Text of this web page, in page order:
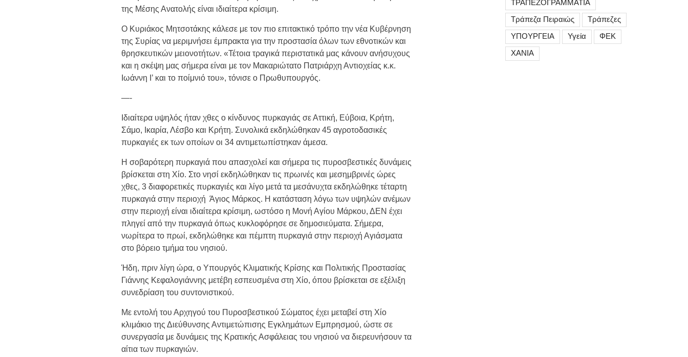
της Μέσης Ανατολής είναι ιδιαίτερα κρίσιμη.
Ο Κυριάκος Μητσοτάκης κάλεσε με τον πιο επιτακτικό τρόπο την νέα Κυβέρνηση
της Συρίας να μεριμνήσει έμπρακτα για την προστασία όλων των εθνοτικών και
θρησκευτικών μειονοτήτων. «Τέτοια τραγικά περιστατικά μας κάνουν ανήσυχους
και η σκέψη μας σήμερα είναι με τον Μακαριώτατο Πατριάρχη Αντιοχείας κ.κ.
Ιωάννη I’ και το ποίμνιό του», τόνισε ο Πρωθυπουργός.
—-
Ιδιαίτερα υψηλός ήταν χθες ο κίνδυνος πυρκαγιάς σε Αττική, Εύβοια, Κρήτη,
Σάμο, Ικαρία, Λέσβο και Κρήτη. Συνολικά εκδηλώθηκαν 45 αγροτοδασικές
πυρκαγιές εκ των οποίων οι 34 αντιμετωπίστηκαν άμεσα.
Η σοβαρότερη πυρκαγιά που απασχολεί και σήμερα τις πυροσβεστικές δυνάμεις
βρίσκεται στη Χίο. Στο νησί εκδηλώθηκαν τις πρωινές και μεσημβρινές ώρες
χθες, 3 διαφορετικές πυρκαγιές και λίγο μετά τα μεσάνυχτα εκδηλώθηκε τέταρτη
πυρκαγιά στην περιοχή Άγιος Μάρκος. Η κατάσταση λόγω των υψηλών ανέμων
στην περιοχή είναι ιδιαίτερα κρίσιμη, ωστόσο η Μονή Αγίου Μάρκου, ΔΕΝ έχει
πληγεί από την πυρκαγιά όπως κυκλοφόρησε σε δημοσιεύματα. Σήμερα,
νωρίτερα το πρωί, εκδηλώθηκε και πέμπτη πυρκαγιά στην περιοχή Αγιάσματα
στο βόρειο τμήμα του νησιού.
Ήδη, πριν λίγη ώρα, ο Υπουργός Κλιματικής Κρίσης και Πολιτικής Προστασίας
Γιάννης Κεφαλογιάννης μετέβη εσπευσμένα στη Χίο, όπου βρίσκεται σε εξέλιξη
συνεδρίαση του συντονιστικού.
Με εντολή του Αρχηγού του Πυροσβεστικού Σώματος έχει μεταβεί στη Χίο
κλιμάκιο της Διεύθυνσης Αντιμετώπισης Εγκλημάτων Εμπρησμού, ώστε σε
συνεργασία με δυνάμεις της Κρατικής Ασφάλειας του νησιού να διερευνήσουν τα
αίτια των πυρκαγιών.
ΤΡΑΠΕΖΟΓΡΑΜΜΑΤΙΑ
Τράπεζα Πειραιώς
Τράπεζες
ΥΠΟΥΡΓΕΙΑ
Υγεία
ΦΕΚ
ΧΑΝΙΑ